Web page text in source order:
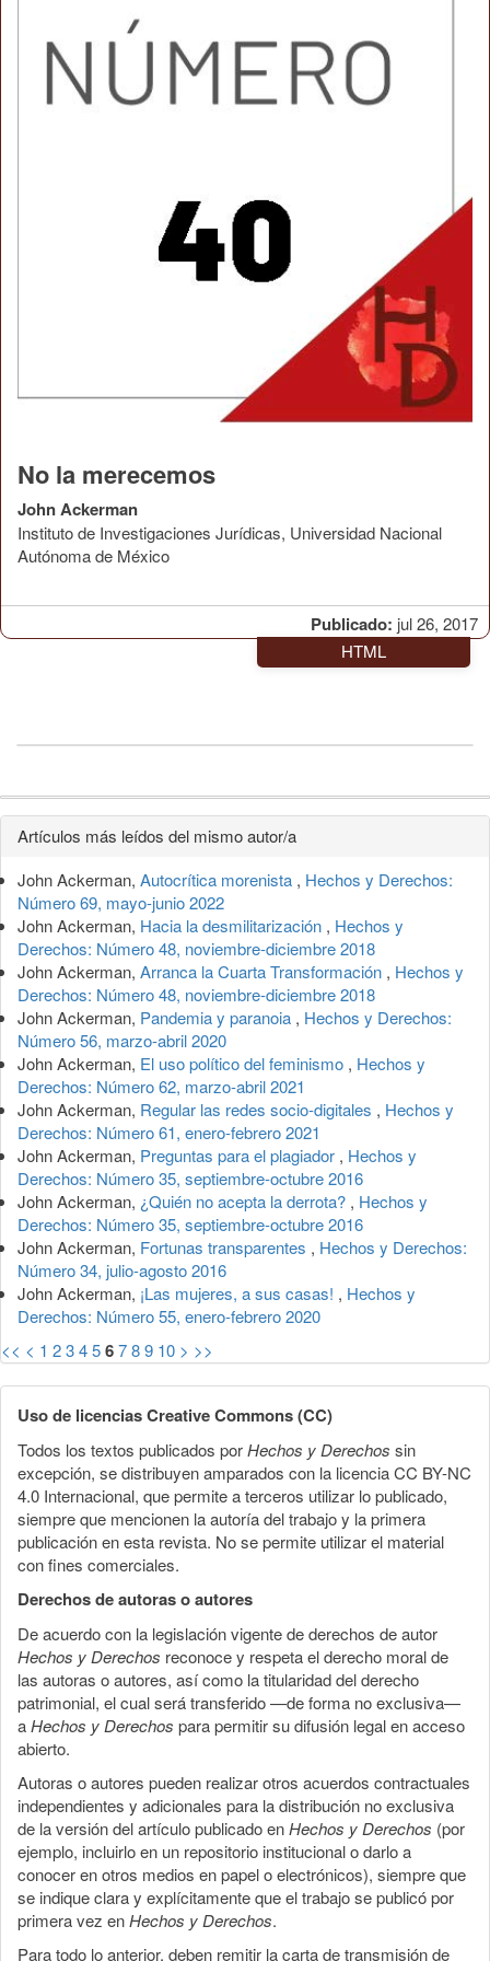
Publicado: jul 26, 2017
No la merecemos
John Ackerman
Instituto de Investigaciones Jurídicas, Universidad Nacional
Autónoma de México
HTML
Detalles
del
artículo
Artículos más leídos del mismo autor/a
John Ackerman, Autocrítica morenista , Hechos y Derechos:
Número 69, mayo-junio 2022
John Ackerman, Hacia la desmilitarización , Hechos y
Derechos: Número 48, noviembre-diciembre 2018
John Ackerman, Arranca la Cuarta Transformación , Hechos y
Derechos: Número 48, noviembre-diciembre 2018
John Ackerman, Pandemia y paranoia , Hechos y Derechos:
Número 56, marzo-abril 2020
John Ackerman, El uso político del feminismo , Hechos y
Derechos: Número 62, marzo-abril 2021
John Ackerman, Regular las redes socio-digitales , Hechos y
Derechos: Número 61, enero-febrero 2021
John Ackerman, Preguntas para el plagiador , Hechos y
Derechos: Número 35, septiembre-octubre 2016
John Ackerman, ¿Quién no acepta la derrota? , Hechos y
Derechos: Número 35, septiembre-octubre 2016
John Ackerman, Fortunas transparentes , Hechos y Derechos:
Número 34, julio-agosto 2016
John Ackerman, ¡Las mujeres, a sus casas! , Hechos y
Derechos: Número 55, enero-febrero 2020
<< < 1 23456789 10 > >>
Uso de licencias Creative Commons (CC)
Todos los textos publicados porHechos y Derechos sin
excepción, se distribuyen amparados con la licencia CC BY-NC
4.0 Internacional, que permite a terceros utilizar lo publicado,
siempre que mencionen la autoría del trabajo y la primera
publicación en esta revista. No se permite utilizar el material
con fines comerciales.
Derechos de autoras o autores
De acuerdo con la legislación vigente de derechos de autor
Hechos y Derechos reconoce y respeta el derecho moral de
las autoras o autores, así como la titularidad del derecho
patrimonial, el cual será transferido —de forma no exclusiva—
aHechos y Derechos para permitir su difusión legal en acceso
abierto.
Autoras o autores pueden realizar otros acuerdos contractuales
independientes y adicionales para la distribución no exclusiva
de la versión del artículo publicado enHechos y Derechos (por
ejemplo, incluirlo en un repositorio institucional o darlo a
conocer en otros medios en papel o electrónicos), siempre que
se indique clara y explícitamente que el trabajo se publicó por
primera vez enHechos y Derechos.
Para todo lo anterior, deben remitir la carta de transmisión de